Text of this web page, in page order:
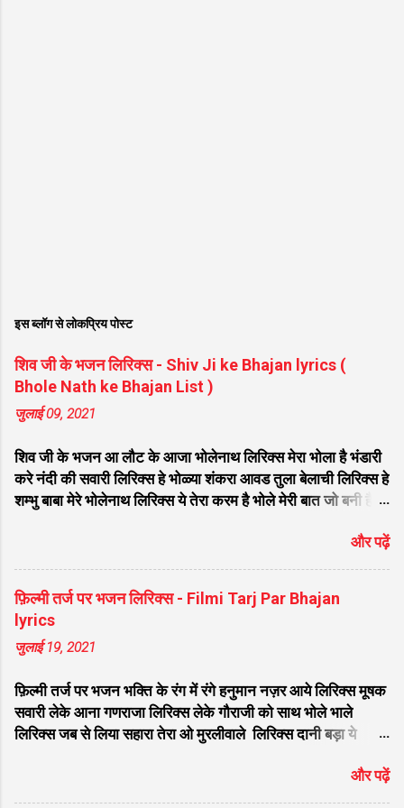
इस ब्लॉग से लोकप्रिय पोस्ट
शिव जी के भजन लिरिक्स - Shiv Ji ke Bhajan lyrics (
Bhole Nath ke Bhajan List )
जुलाई 09, 2021
शिव जी के भजन आ लौट के आजा भोलेनाथ लिरिक्स मेरा भोला है भंडारी
करे नंदी की सवारी लिरिक्स हे भोळ्या शंकरा आवड तुला बेलाची लिरिक्स हे
शम्भु बाबा मेरे भोलेनाथ लिरिक्स ये तेरा करम है भोले मेरी बात जो बनी है
गुलशन सा मेरे भोलेनाथ आये है लिरिक्स नगर में जोगी आया भेद कोई
समझ ना पाया लिरिक्स शिवजी तेरे द्वार हम भी आयेंगे लिरिक्स सांसो की
माला पे सिमरु मै शिव का नाम लिरिक्स डम डम डमरू बजाना होगा भोले
मेरी कुटिया में आना होगा लिरिक्स मेरे भोले से भोले बाबा लिरिक्स भोलेनाथ
का चेला लिरिक्स भोले चेला बना लेना लिरिक्स सिर पे विराजे गंगा की धार
लिरिक्स महादेवा - Mahadeva Hansraj Raghuwanshi लिरिक्स
ऐसा डमरू बजाया भोलेनाथ ने लिरिक्स शिव शंकर औघड दानी बम भोला
लिरिक्स शिव कैलाशों के वासी शंकर संकट हरना लि...
और पढ़ें
फ़िल्मी तर्ज पर भजन लिरिक्स - Filmi Tarj Par Bhajan
lyrics
जुलाई 19, 2021
फ़िल्मी तर्ज पर भजन भक्ति के रंग में रंगे हनुमान नज़र आये लिरिक्स मूषक
सवारी लेके आना गणराजा लिरिक्स लेके गौराजी को साथ भोले भाले
लिरिक्स जब से लिया सहारा तेरा ओ मुरलीवाले लिरिक्स दानी बड़ा ये
समंदर लांघ के हनुमत लंका नगरी आ गए लिरिक्स वतन के सिवा कुछ ना
चाहत करेंगे लिरिक्स मेरे साँवरे तेरे बिन जी ना लग लिरिक्स मिला दो अरे
और पढ़ें